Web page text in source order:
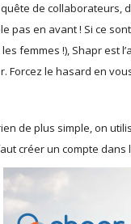
de collaborateurs,
pas en avant ! Si ce
femmes !), Shapr est
Forcez le hasard en
de plus simple, on
créer un compte dans